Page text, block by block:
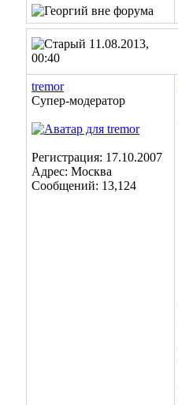
11.08.2013,
00:40
tremor
Супер-модератор
Регистрация: 17.10.2007
Адрес: Москва
Сообщений: 13,124